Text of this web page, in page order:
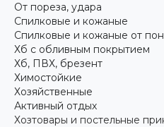
От пореза, удара
Спилковые и кожаные
Спилковые и кожаные от
Хб с обливным покрытием
Хб, ПВХ, брезент
Химостойкие
Хозяйственные
Активный отдых
Хозтовары и постельные